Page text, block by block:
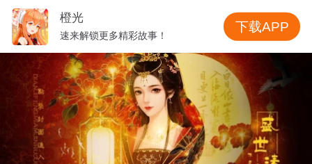
橙光
速来解锁更多精彩故事！
下载APP